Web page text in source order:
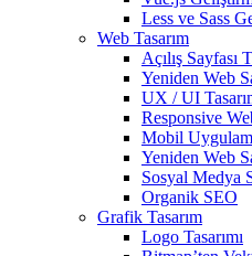
Less ve Sass
Web Tasarım
Açılış Sayfası
Yeniden Web
UX / UI
Responsive
Mobil
Yeniden Web
Sosyal Medya
Organik SEO
Grafik Tasarım
Logo Tasarımı